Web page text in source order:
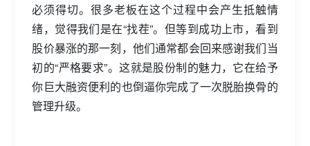
必须得切。很多老板在这个过程中会产生抵触情
绪，觉得我们是在“找茬”。但等到成功上市，看到
股价暴涨的那一刻，他们通常都会回来感谢我们当
初的“严格要求”。这就是股份制的魅力，它在给予
你巨大融资便利的也倒逼你完成了一次脱胎换骨的
管理升级。